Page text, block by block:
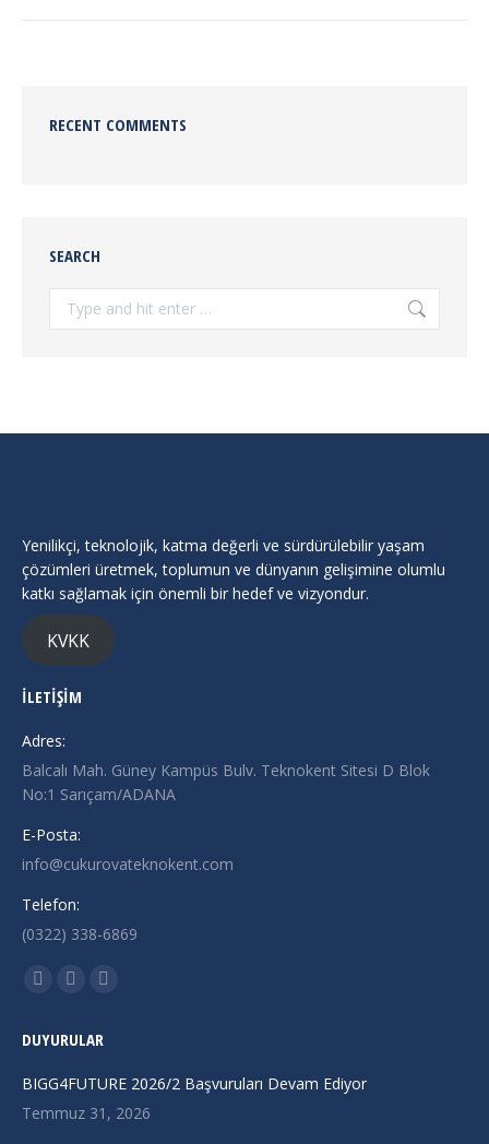
RECENT COMMENTS
SEARCH
Search:
Yenilikçi, teknolojik, katma değerli ve sürdürülebilir yaşam
çözümleri üretmek, toplumun ve dünyanın gelişimine olumlu
katkı sağlamak için önemli bir hedef ve vizyondur.
KVKK
İLETİŞİM
Adres:
Balcalı Mah. Güney Kampüs Bulv. Teknokent Sitesi D Blok
No:1 Sarıçam/ADANA
E-Posta:
info@cukurovateknokent.com
Telefon:
(0322) 338-6869
Find us on:
X
opens
in
Linkedin
opens
in
new
Instagram
opens
in
new
DUYURULAR
BIGG4FUTURE 2026/2 Başvuruları Devam Ediyor
Temmuz 31, 2026